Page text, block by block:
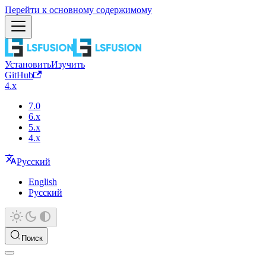
Перейти к основному содержимому
УстановитьИзучить
GitHub
4.x
7.0
6.x
5.x
4.x
Русский
English
Русский
Поиск